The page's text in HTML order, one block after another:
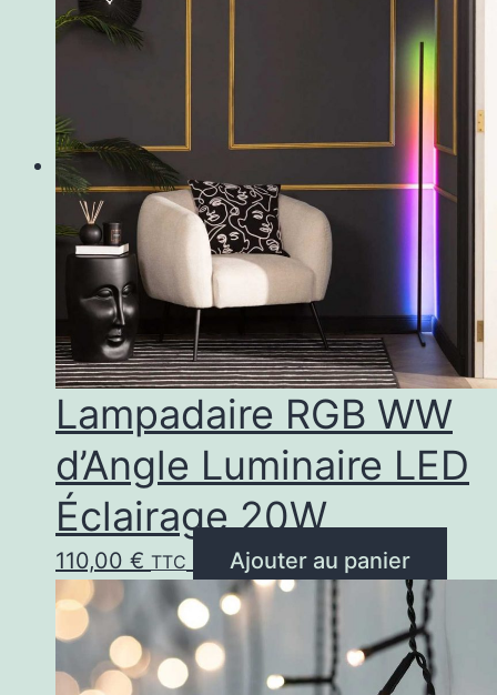
Lampadaire RGB WW
d’Angle Luminaire LED
Éclairage 20W
110,00 € TTC Ajouter au panier